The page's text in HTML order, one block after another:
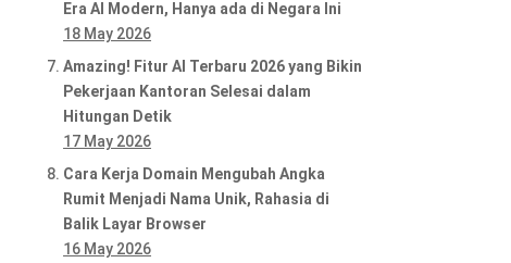
Era AI Modern, Hanya ada di Negara Ini
18 May 2026
Amazing! Fitur AI Terbaru 2026 yang Bikin
Pekerjaan Kantoran Selesai dalam
Hitungan Detik
17 May 2026
Cara Kerja Domain Mengubah Angka
Rumit Menjadi Nama Unik, Rahasia di
Balik Layar Browser
16 May 2026